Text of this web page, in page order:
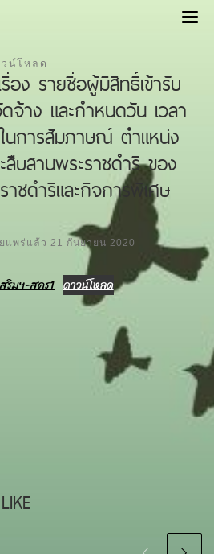
วน์โหลด
อง รายชื่อผู้มีสิทธิ์เข้ารับ
าง และกำหนดวัน เวลา
นการสัมภาษณ์ ตำแหน่ง
สืบสานพระราชดำริ ของ
ชดำริและกิจการพิเศษ
ยแพร่แล้ว21 กันยายน 2020
ริมฯ-สคร1 ดาวน์โหลด